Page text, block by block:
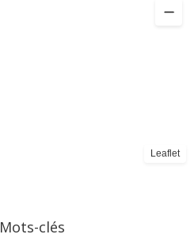
Leaflet
Mots-clés